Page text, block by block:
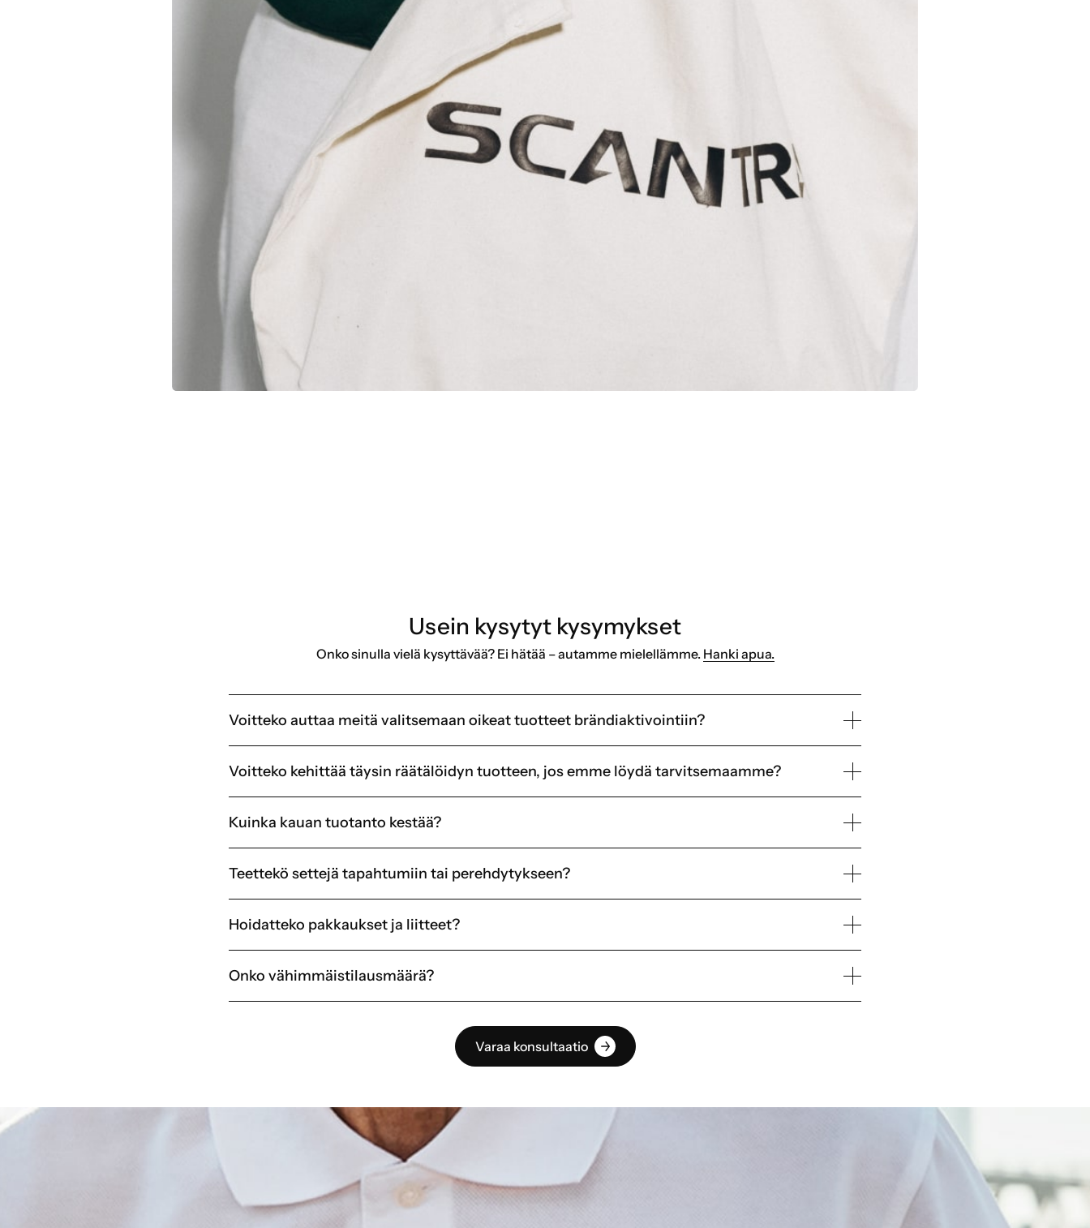
Usein kysytyt kysymykset
Onko sinulla vielä kysyttävää? Ei hätää – autamme mielellämme. Hanki apua.
Voitteko auttaa meitä valitsemaan oikeat tuotteet brändiaktivointiin?
Voitteko kehittää täysin räätälöidyn tuotteen, jos emme löydä tarvitsemaamme?
Kuinka kauan tuotanto kestää?
Teettekö settejä tapahtumiin tai perehdytykseen?
Hoidatteko pakkaukset ja liitteet?
Onko vähimmäistilausmäärä?
Varaa konsultaatio